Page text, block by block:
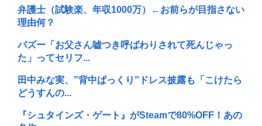
弁護士（試験楽、年収1000万）←お前らが目指さない
理由何？
パズー「お父さん嘘つき呼ばわりされて死んじゃっ
た」ってセリフ...
田中みな実、”背中ぱっくり”ドレス披露も「こけたら
どうすんの...
『シュタインズ・ゲート』がSteamで80%OFF！あの